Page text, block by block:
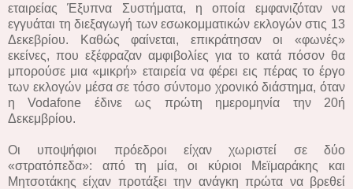
εταιρείας Έξυπνα Συστήματα, η οποία εμφανιζόταν να
εγγυάται τη διεξαγωγή των εσωκομματικών εκλογών στις 13
Δεκεβρίου. Καθώς φαίνεται, επικράτησαν οι «φωνές»
εκείνες, που εξέφραζαν αμφιβολίες για το κατά πόσον θα
μπορούσε μια «μικρή» εταιρεία να φέρει εις πέρας το έργο
των εκλογών μέσα σε τόσο σύντομο χρονικό διάστημα, όταν
η Vodafone έδινε ως πρώτη ημερομηνία την 20ή
Δεκεμβρίου.
Οι υποψήφιοι πρόεδροι είχαν χωριστεί σε δύο
«στρατόπεδα»: από τη μία, οι κύριοι Μεϊμαράκης και
Μητσοτάκης είχαν προτάξει την ανάγκη πρώτα να βρεθεί